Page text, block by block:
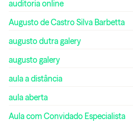
auditoria online
Augusto de Castro Silva Barbetta
augusto dutra galery
augusto galery
aula a distância
aula aberta
Aula com Convidado Especialista